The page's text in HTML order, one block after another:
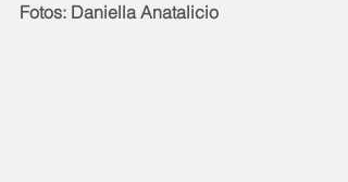
Fotos: Daniella Anatalicio